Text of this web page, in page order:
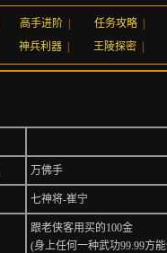
高手进阶 任务攻略
神兵利器 王陵探密
万佛手
七神将-崔宁
跟老侠客用买的100金
(身上任何一种武功99.99方